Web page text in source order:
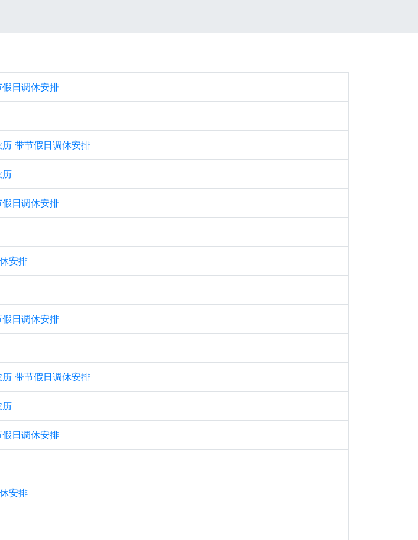
日调休安排
带节假日调休安排
历
日调休安排
安排
日调休安排
带节假日调休安排
历
日调休安排
安排